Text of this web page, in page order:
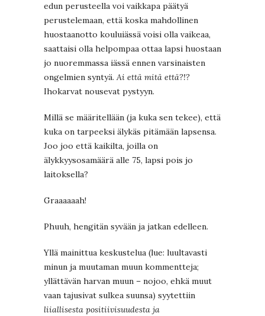
edun perusteella voi vaikkapa päätyä
perustelemaan, että koska mahdollinen
huostaanotto kouluiässä voisi olla vaikeaa,
saattaisi olla helpompaa ottaa lapsi huostaan
jo nuoremmassa iässä ennen varsinaisten
ongelmien syntyä. Ai että mitä että?!?
Ihokarvat nousevat pystyyn.
Millä se määritellään (ja kuka sen tekee), että
kuka on tarpeeksi älykäs pitämään lapsensa.
Joo joo että kaikilta, joilla on
älykkyysosamäärä alle 75, lapsi pois jo
laitoksella?
Graaaaaah!
Phuuh, hengitän syvään ja jatkan edelleen.
Yllä mainittua keskustelua (lue: luultavasti
minun ja muutaman muun kommentteja;
yllättävän harvan muun – nojoo, ehkä muut
vaan tajusivat sulkea suunsa) syytettiin
liiallisesta positiivisuudesta ja